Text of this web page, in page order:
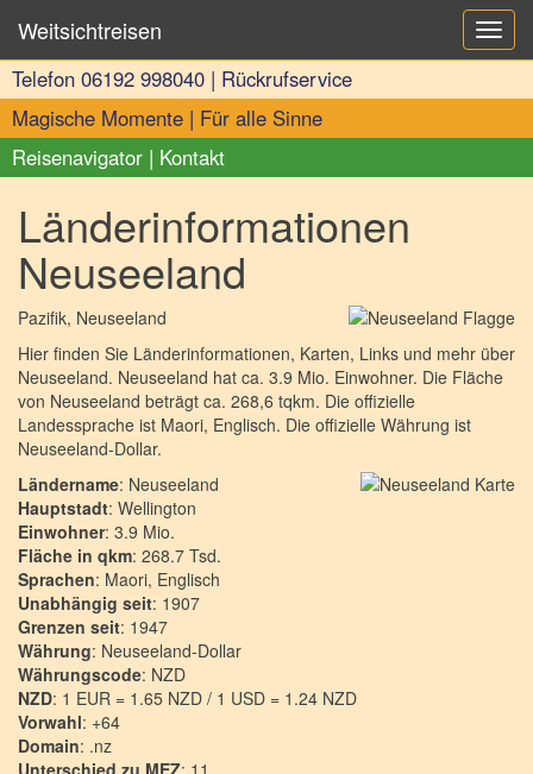
Telefon 06192 998040 | Rückrufservice
Magische Momente | Für alle Sinne
Reisenavigator | Kontakt
Länderinformationen
Neuseeland
Pazifik, Neuseeland
Hier finden Sie Länderinformationen, Karten, Links und mehr über
Neuseeland. Neuseeland hat ca. 3.9 Mio. Einwohner. Die Fläche
von Neuseeland beträgt ca. 268,6 tqkm. Die offizielle
Landessprache ist Maori, Englisch. Die offizielle Währung ist
Neuseeland-Dollar.
Ländername: Neuseeland
Hauptstadt: Wellington
Einwohner: 3.9 Mio.
Fläche in qkm: 268.7 Tsd.
Sprachen: Maori, Englisch
Unabhängig seit: 1907
Grenzen seit: 1947
Währung: Neuseeland-Dollar
Währungscode: NZD
NZD: 1 EUR = 1.65 NZD / 1 USD = 1.24 NZD
Vorwahl: +64
Domain: .nz
Unterschied zu MEZ: 11
Weitsichtreisen